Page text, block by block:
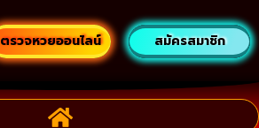
ตรวจหวยออนไลน์ สมัครสมาชิก